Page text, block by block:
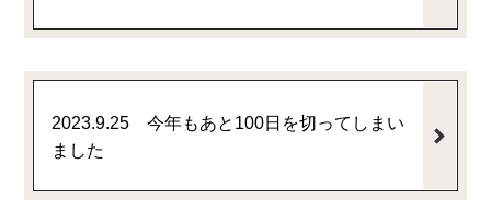
2023.9.25 今年もあと100日を切ってしまい
ました